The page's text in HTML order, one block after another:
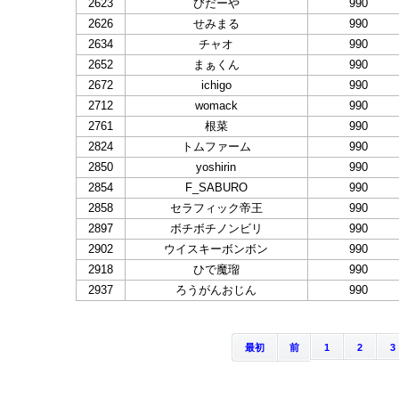
2623
びだーや
990
2626
せみまる
990
2634
チャオ
990
2652
まぁくん
990
2672
ichigo
990
2712
womack
990
2761
根菜
990
2824
トムファーム
990
2850
yoshirin
990
2854
F_SABURO
990
2858
セラフィック帝王
990
2897
ボチボチノンビリ
990
2902
ウイスキーボンボン
990
2918
ひで魔瑠
990
2937
ろうがんおじん 990
最初 前 1 2 3